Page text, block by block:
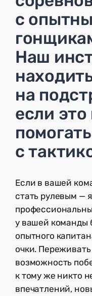
с
Наш
на
если
с
Если в вашей
стать рулевым —
у вашей команды
опытного
очки.
возможность
к тому же никто
впечатлений,